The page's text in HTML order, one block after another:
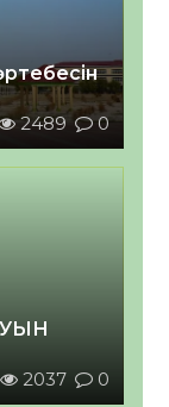
2489 0
2037 0